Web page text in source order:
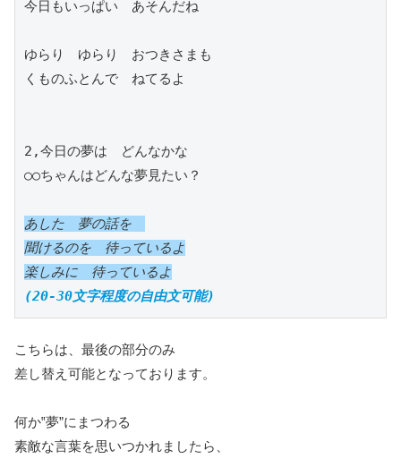
今日もいっぱい　あそんだね
ゆらり　ゆらり　おつきさまも
くものふとんで　ねてるよ
2,今日の夢は　どんなかな
○○ちゃんはどんな夢見たい？
あした　夢の話を
聞けるのを　待っているよ
楽しみに　待っているよ
(20-30文字程度の自由文可能)
こちらは、最後の部分のみ
差し替え可能となっております。
何か‟夢”にまつわる
素敵な言葉を思いつかれましたら、